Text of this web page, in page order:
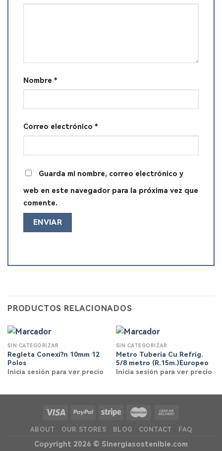
Nombre *
Correo electrónico *
Guarda mi nombre, correo electrónico y
web en este navegador para la próxima vez que
comente.
PRODUCTOS RELACIONADOS
SIN CATEGORIZAR
Regleta Conexi?n 10mm 12
Polos
Inicia sesión para ver precio
SIN CATEGORIZAR
Metro Tuberia Cu Refrig.
5/8 metro (R.15m.)Europeo
Inicia sesión para ver precio
ABOUT OUR STORES BLOG CONTACT FAQ
Copyright 2026 © Sinergiasostenible.com